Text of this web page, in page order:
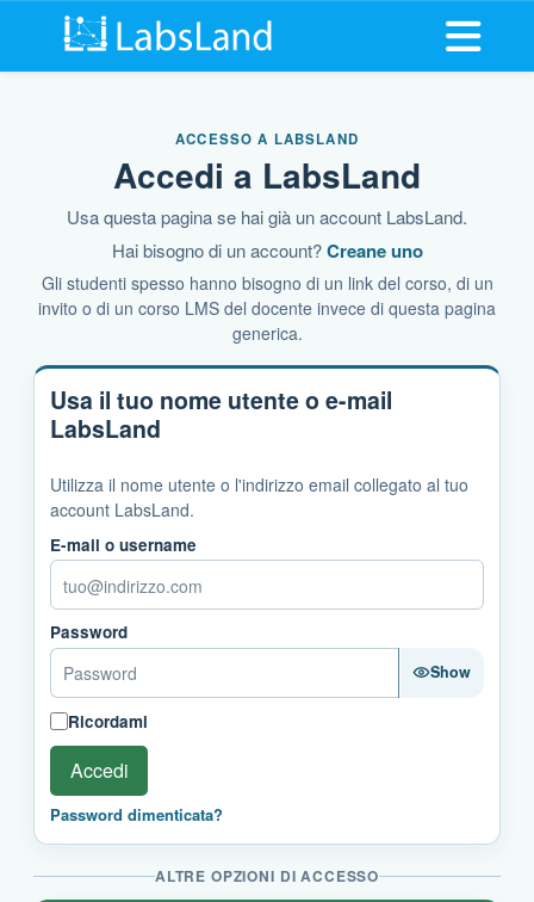
Apri il
ACCESSO A LABSLAND
Accedi a LabsLand
Usa questa pagina se hai già un account LabsLand.
Hai bisogno di un account?Creane uno
Gli studenti spesso hanno bisogno di un link del corso, di un
invito o di un corso LMS del docente invece di questa pagina
generica.
Usa il tuo nome utente o e-mail
LabsLand
Utilizza il nome utente o l'indirizzo email collegato al tuo
account LabsLand.
E-mail o username
Password
Show
Ricordami
Accedi
Password dimenticata?
ALTRE OPZIONI DI ACCESSO